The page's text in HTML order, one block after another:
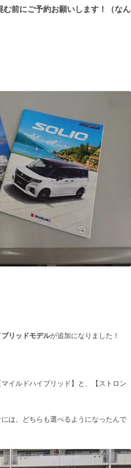
前にご予約お願いします！（なん
リッドモデルが追加になりました！
イルドハイブリッド】と、【ストロン
は、どちらも選べるようになったんで